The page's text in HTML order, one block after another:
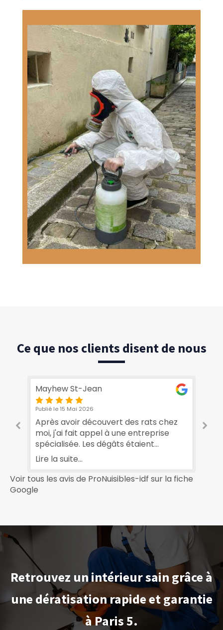
Ce que nos clients disent de nous
Mayhew St-Jean
Publié le 15 Mai 2026
Après avoir découvert des rats chez
moi, j'ai fait appel à une entreprise
spécialisée. Les dégâts étaient
importants. Au bout de quelques mois,
régulier a été très rassurant. Je suis
reconnaissant à l'entreprise
Lire la suite...
Voir tous les avis de ProNuisibles-idf sur la fiche
Google
Retrouvez un intérieur sain grâce à
une dératisation rapide et garantie
à Paris 5.